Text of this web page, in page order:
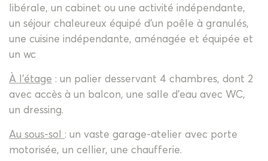
libérale, un cabinet ou une activité indépendante,
un séjour chaleureux équipé d'un poêle à granulés,
une cuisine indépendante, aménagée et équipée et
un wc
À l'étage : un palier desservant 4 chambres, dont 2
avec accès à un balcon, une salle d'eau avec WC,
un dressing.
Au sous-sol : un vaste garage-atelier avec porte
motorisée, un cellier, une chaufferie.